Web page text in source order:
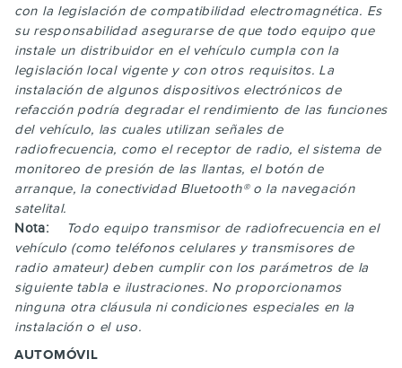
con la legislación de compatibilidad electromagnética. Es
su responsabilidad asegurarse de que todo equipo que
instale un distribuidor en el vehículo cumpla con la
legislación local vigente y con otros requisitos. La
instalación de algunos dispositivos electrónicos de
refacción podría degradar el rendimiento de las funciones
del vehículo, las cuales utilizan señales de
radiofrecuencia, como el receptor de radio, el sistema de
monitoreo de presión de las llantas, el botón de
arranque, la conectividad Bluetooth®o la navegación
satelital.
Nota:
Todo equipo transmisor de radiofrecuencia en el
vehículo (como teléfonos celulares y transmisores de
radio amateur) deben cumplir con los parámetros de la
siguiente tabla e ilustraciones. No proporcionamos
ninguna otra cláusula ni condiciones especiales en la
instalación o el uso.
AUTOMÓVIL